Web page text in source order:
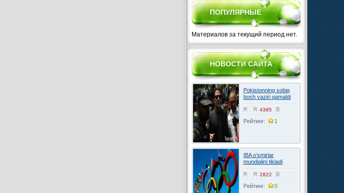
ПОПУЛЯРНЫЕ
Материалов за текущий период нет.
НОВОСТИ САЙТА
Pokistonning sobiq
bosh vaziri qamaldi
4385
Рейтинг: 1
IBA o‘smirlar
mundialini tikladi
2822
Рейтинг: 0